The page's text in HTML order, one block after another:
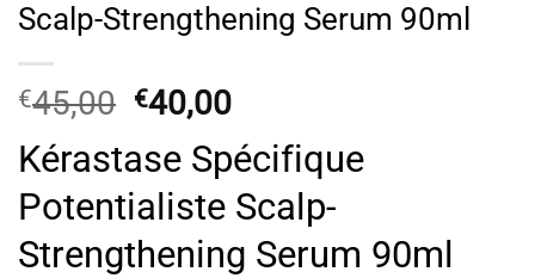
Scalp-Strengthening Serum 90ml
€45,00 Original
was:
€45,00.
€40,00Η
τρέχουσα
τιμή
είναι:
€40,00.
Kérastase Spécifique
Potentialiste Scalp-
Strengthening Serum 90ml